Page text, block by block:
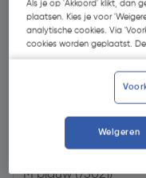
| Excl.
Kies productvariant(11)
Als je op 'Akkoord' klikt, dan
plaatsen. Kies je voor
analytische cookies. Via
cookies worden geplaatst.
Weigeren